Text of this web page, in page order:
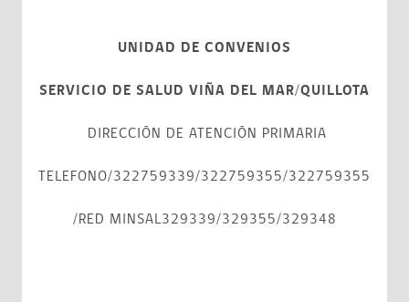
UNIDAD DE CONVENIOS
SERVICIO DE SALUD VIÑA DEL MAR/QUILLOTA
DIRECCIÓN DE ATENCIÓN PRIMARIA
TELEFONO/322759339/322759355/322759355
/RED MINSAL329339/329355/329348